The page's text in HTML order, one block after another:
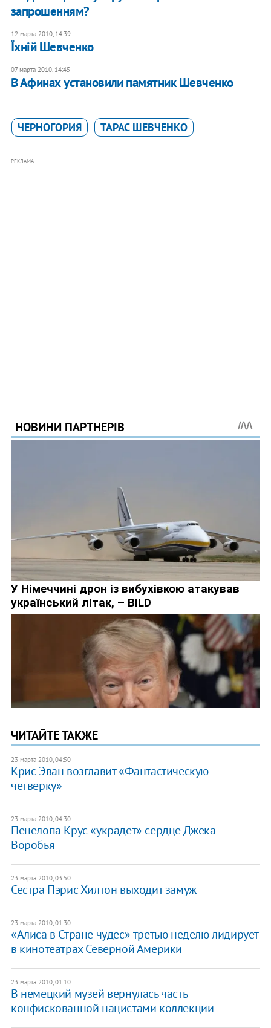
запрошенням?
12 марта 2010, 14:39
Їхній Шевченко
07 марта 2010, 14:45
В Афинах установили памятник Шевченко
ЧЕРНОГОРИЯ ТАРАС ШЕВЧЕНКО
РЕКЛАМА
ЧИТАЙТЕ ТАКЖЕ
23 марта 2010, 04:50
Крис Эван возглавит «Фантастическую
четверку»
23 марта 2010, 04:30
Пенелопа Крус «украдет» сердце Джека
Воробья
23 марта 2010, 03:50
Сестра Пэрис Хилтон выходит замуж
23 марта 2010, 01:30
«Алиса в Стране чудес» третью неделю лидирует
в кинотеатрах Северной Америки
23 марта 2010, 01:10
В немецкий музей вернулась часть
конфискованной нацистами коллекции